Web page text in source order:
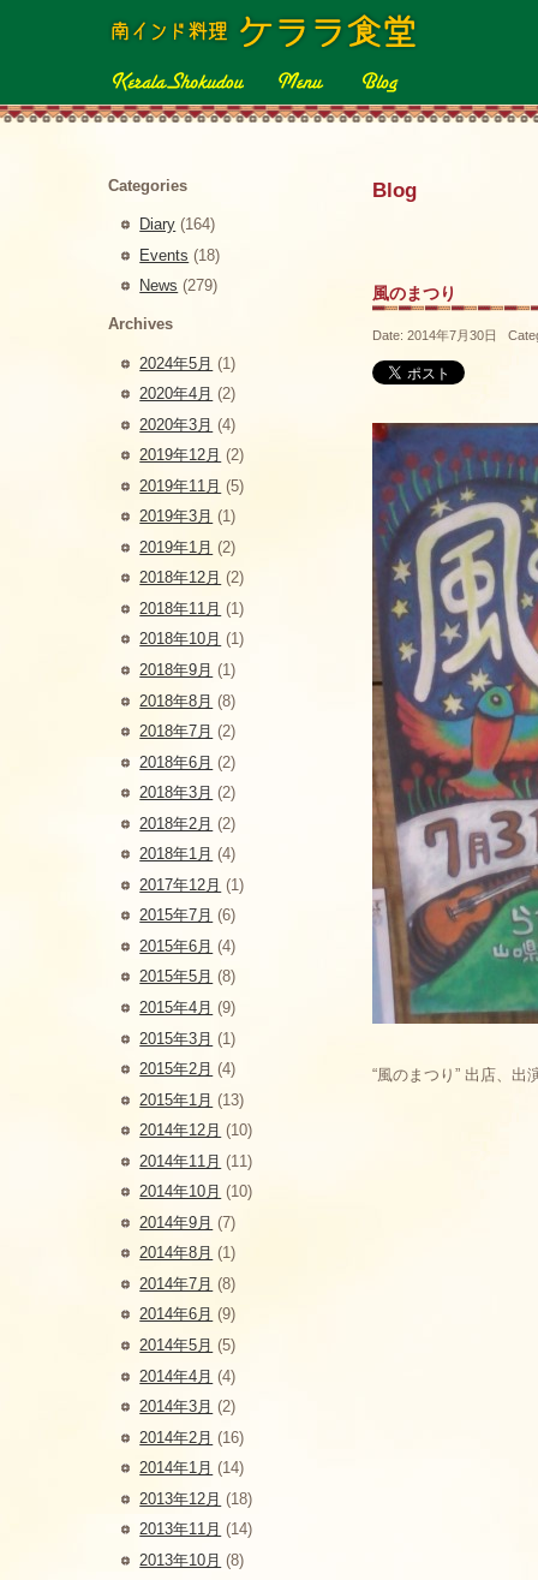
Blog
風のまつり
Date: 2014年7月30日
“風のまつり” 出店、
Categories
Diary (164)
Events (18)
News (279)
Archives
2024年5月 (1)
2020年4月 (2)
2020年3月 (4)
2019年12月 (2)
2019年11月 (5)
2019年3月 (1)
2019年1月 (2)
2018年12月 (2)
2018年11月 (1)
2018年10月 (1)
2018年9月 (1)
2018年8月 (8)
2018年7月 (2)
2018年6月 (2)
2018年3月 (2)
2018年2月 (2)
2018年1月 (4)
2017年12月 (1)
2015年7月 (6)
2015年6月 (4)
2015年5月 (8)
2015年4月 (9)
2015年3月 (1)
2015年2月 (4)
2015年1月 (13)
2014年12月 (10)
2014年11月 (11)
2014年10月 (10)
2014年9月 (7)
2014年8月 (1)
2014年7月 (8)
2014年6月 (9)
2014年5月 (5)
2014年4月 (4)
2014年3月 (2)
2014年2月 (16)
2014年1月 (14)
2013年12月 (18)
2013年11月 (14)
2013年10月 (8)